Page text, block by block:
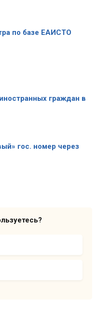
по базе ЕАИСТО
граждан в
гос. номер через